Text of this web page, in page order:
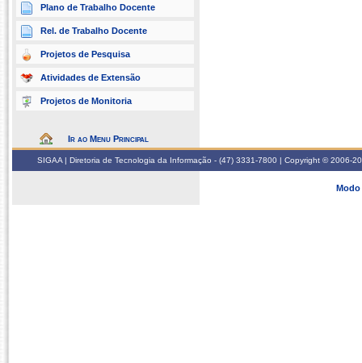
Plano de Trabalho Docente
Rel. de Trabalho Docente
Projetos de Pesquisa
Atividades de Extensão
Projetos de Monitoria
Ir ao Menu Principal
SIGAA | Diretoria de Tecnologia da Informação - (47) 3331-7800 | Copyright © 2006-
Modo